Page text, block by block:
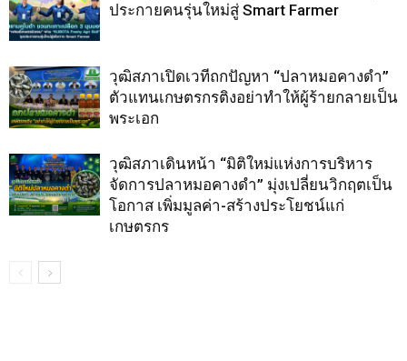
ประกายคนรุ่นใหม่สู่ Smart Farmer
วุฒิสภาเปิดเวทีถกปัญหา “ปลาหมอคางดำ”
ตัวแทนเกษตรกรติงอย่าทำให้ผู้ร้ายกลายเป็น
พระเอก
วุฒิสภาเดินหน้า “มิติใหม่แห่งการบริหาร
จัดการปลาหมอคางดำ” มุ่งเปลี่ยนวิกฤตเป็น
โอกาส เพิ่มมูลค่า-สร้างประโยชน์แก่
เกษตรกร